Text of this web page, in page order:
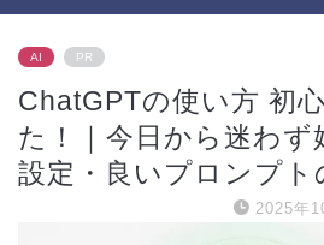
AI PR
ChatGPTの使い方 初
た！｜今日から迷わず
設定・良いプロンプト
2025年